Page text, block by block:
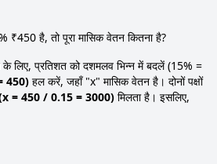
₹450 है, तो पूरा मासिक वेतन कितना है?
के लिए, प्रतिशत को दशमलव भिन्न में बदलें (15% =
450) हल करें, जहाँ "x" मासिक वेतन है। दोनों पक्षों
= 450 / 0.15 = 3000) मिलता है। इसलिए,